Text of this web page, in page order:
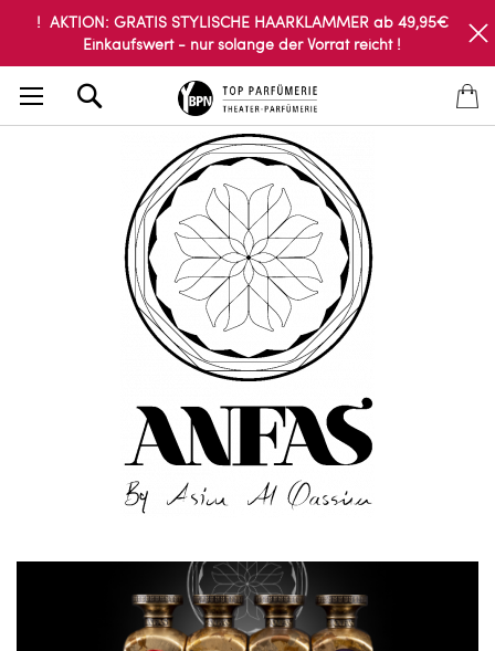
! AKTION: GRATIS STYLISCHE HAARKLAMMER ab 49,95€
Einkaufswert - nur solange der Vorrat reicht !